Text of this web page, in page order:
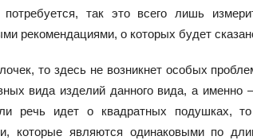
так это всего лишь
рекомендациями, о которых будет
то здесь не возникнет особых
вида изделий данного вида, а именно
речь идет о квадратных подушках,
которые являются одинаковыми по